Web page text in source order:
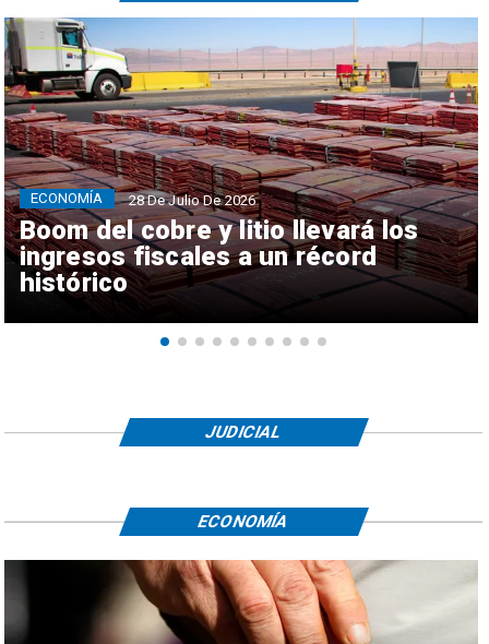
Boom del cobre y litio llevará los
ingresos fiscales a un récord
histórico
ECONOMÍA 28 De Julio De 2026
JUDICIAL
ECONOMÍA